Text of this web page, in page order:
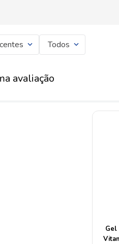
Todos
avaliação
Gel